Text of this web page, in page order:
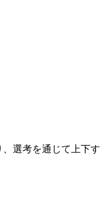
選考を通じて上下す